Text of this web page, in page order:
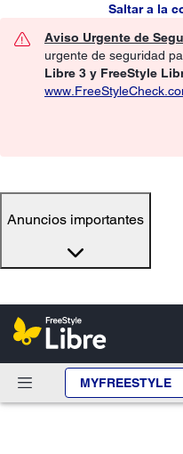
Saltar a la
Aviso Urgente de
urgente de seguridad
Libre 3 y FreeStyle
Anuncios importantes
MYFREESTYLE